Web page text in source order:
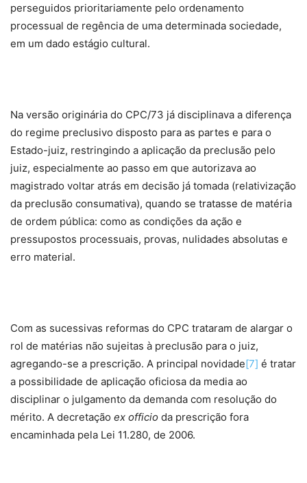
perseguidos prioritariamente pelo ordenamento
processual de regência de uma determinada sociedade,
em um dado estágio cultural.
Na versão originária do CPC/73 já disciplinava a diferença
do regime preclusivo disposto para as partes e para o
Estado-juiz, restringindo a aplicação da preclusão pelo
juiz, especialmente ao passo em que autorizava ao
magistrado voltar atrás em decisão já tomada (relativização
da preclusão consumativa), quando se tratasse de matéria
de ordem pública: como as condições da ação e
pressupostos processuais, provas, nulidades absolutas e
erro material.
Com as sucessivas reformas do CPC trataram de alargar o
rol de matérias não sujeitas à preclusão para o juiz,
agregando-se a prescrição. A principal novidade[7] é tratar
a possibilidade de aplicação oficiosa da media ao
disciplinar o julgamento da demanda com resolução do
mérito. A decretação ex officio da prescrição fora
encaminhada pela Lei 11.280, de 2006.